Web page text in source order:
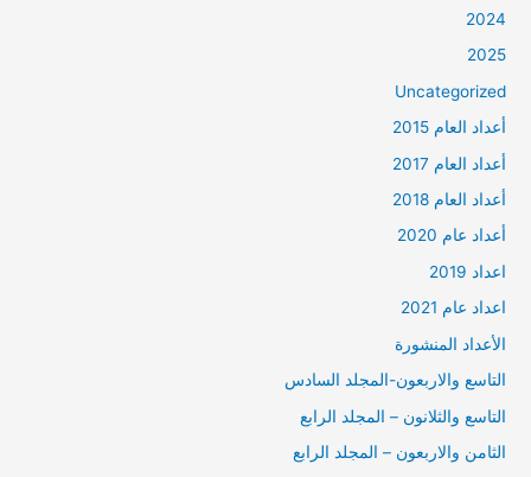
2024
2025
Uncategorized
أعداد العام 2015
أعداد العام 2017
أعداد العام 2018
أعداد عام 2020
اعداد 2019
اعداد عام 2021
الأعداد المنشورة
التاسع والاربعون-المجلد السادس
التاسع والثلانون – المجلد الرابع
الثامن والاربعون – المجلد الرابع